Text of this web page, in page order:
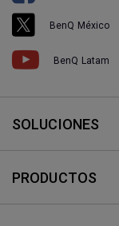
BenQ México
BenQ Latam
SOLUCIONES
PRODUCTOS